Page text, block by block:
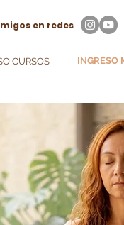
en redes
CURSOS INGRESO